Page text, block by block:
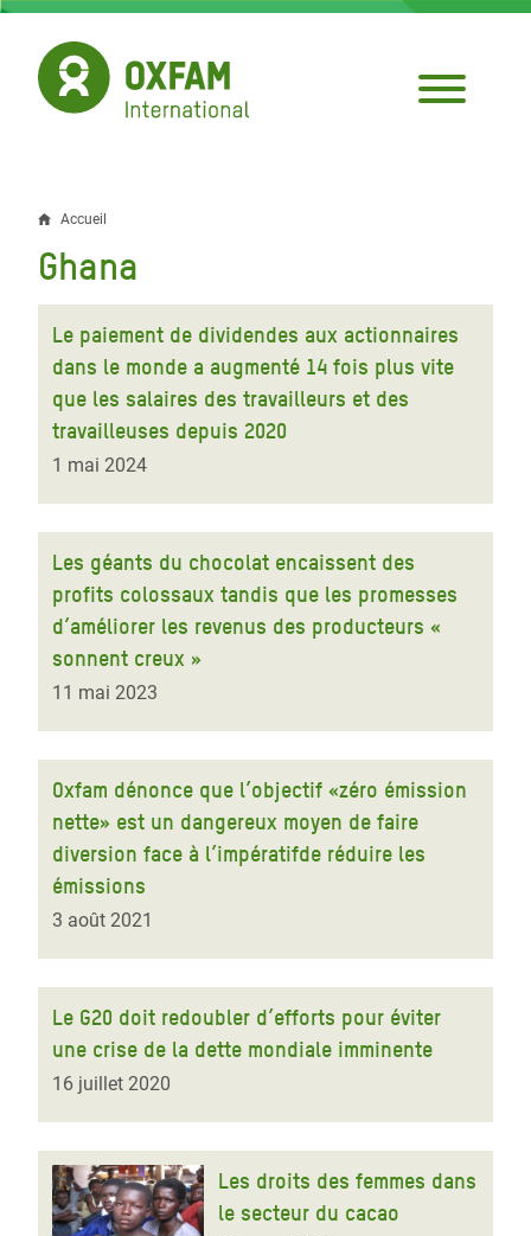
Aller
contenu
principal
Fil
d'Ariane
Accueil
Ghana
Le paiement de dividendes aux actionnaires
dans le monde a augmenté 14 fois plus vite
que les salaires des travailleurs et des
travailleuses depuis 2020
1 mai 2024
Les géants du chocolat encaissent des
profits colossaux tandis que les promesses
d’améliorer les revenus des producteurs «
sonnent creux »
11 mai 2023
Oxfam dénonce que l’objectif «zéro émission
nette» est un dangereux moyen de faire
diversion face à l’impératifde réduire les
émissions
3 août 2021
Le G20 doit redoubler d’efforts pour éviter
une crise de la dette mondiale imminente
16 juillet 2020
Les droits des femmes dans
le secteur du cacao